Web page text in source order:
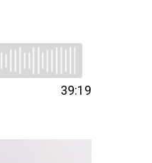
39:19